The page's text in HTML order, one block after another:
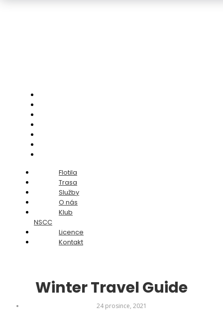
Flotila
Trasa
Služby
O nás
Klub
NSCC
Licence
Kontakt
Winter Travel Guide
24 prosince, 2021